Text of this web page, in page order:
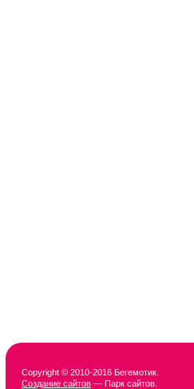
Copyright © 2010-2016 Бегемотик.
Создание сайтов — Парк сайтов.